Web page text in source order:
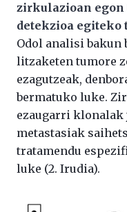
zirkulazioan
detekzioa egiteko
Odol analisi bakun
litzaketen tumore
ezagutzeak,
bermatuko luke.
ezaugarri klonalak
metastasiak
tratamendu
luke (2. Irudia).